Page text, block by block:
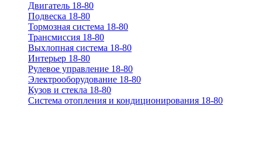
Двигатель 18-80
Подвеска 18-80
Тормозная система 18-80
Трансмиссия 18-80
Выхлопная система 18-80
Интерьер 18-80
Рулевое управление 18-80
Электрооборудование 18-80
Кузов и стекла 18-80
Система отопления и кондиционирования 18-80